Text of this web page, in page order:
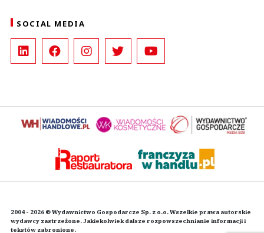
SOCIAL MEDIA
2004 - 2026 © Wydawnictwo Gospodarcze Sp. z o.o. Wszelkie prawa autorskie
wydawcy zastrzeżone. Jakiekolwiek dalsze rozpowszechnianie informacji i
tekstów zabronione.